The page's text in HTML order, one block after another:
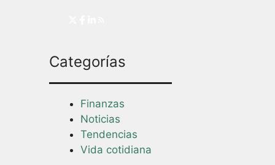
Categorías
Finanzas
Noticias
Tendencias
Vida cotidiana